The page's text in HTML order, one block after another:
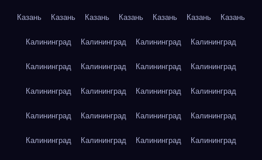
Казань Казань Казань Казань Казань Казань Казань
Калининград Калининград Калининград Калининград
Калининград Калининград Калининград Калининград
Калининград Калининград Калининград Калининград
Калининград Калининград Калининград Калининград
Калининград Калининград Калининград Калининград